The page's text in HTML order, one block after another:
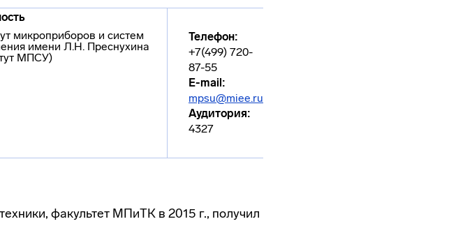
микроприборов и систем
имени Л.Н. Преснухина
МПСУ)
Телефон:
+7(499) 720-
87-55
E-mail:
mpsu@miee.ru
Аудитория:
4327
факультет МПиТК в 2015 г., получил